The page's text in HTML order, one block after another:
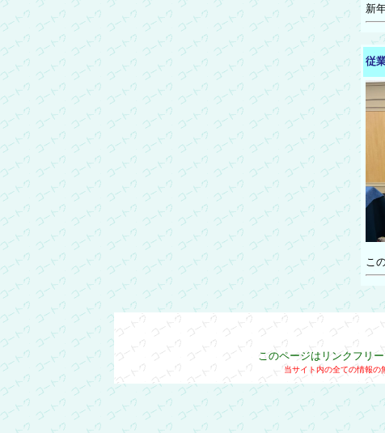
新
従
こ
このページはリンクフリ
当サイト内の全ての情報の